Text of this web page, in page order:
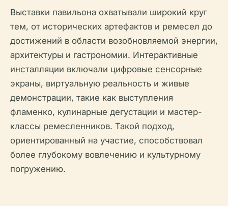
Выставки павильона охватывали широкий круг
тем, от исторических артефактов и ремесел до
достижений в области возобновляемой энергии,
архитектуры и гастрономии. Интерактивные
инсталляции включали цифровые сенсорные
экраны, виртуальную реальность и живые
демонстрации, такие как выступления
фламенко, кулинарные дегустации и мастер-
классы ремесленников. Такой подход,
ориентированный на участие, способствовал
более глубокому вовлечению и культурному
погружению.